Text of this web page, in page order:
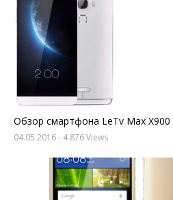
Обзор смартфона LeTv Max X900
04.05.2016- 4 876 Views